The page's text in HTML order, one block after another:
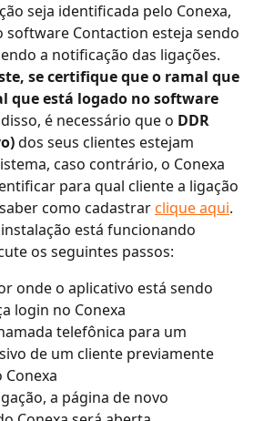
seja identificada pelo Conexa,
software Contaction esteja sendo
a notificação das ligações.
se certifique que o ramal que
que está logado no software
é necessário que o DDR
dos seus clientes estejam
caso contrário, o Conexa
para qual cliente a ligação
como cadastrar clique aqui.
está funcionando
os seguintes passos:
onde o aplicativo está sendo
login no Conexa
telefônica para um
de um cliente previamente
a página de novo